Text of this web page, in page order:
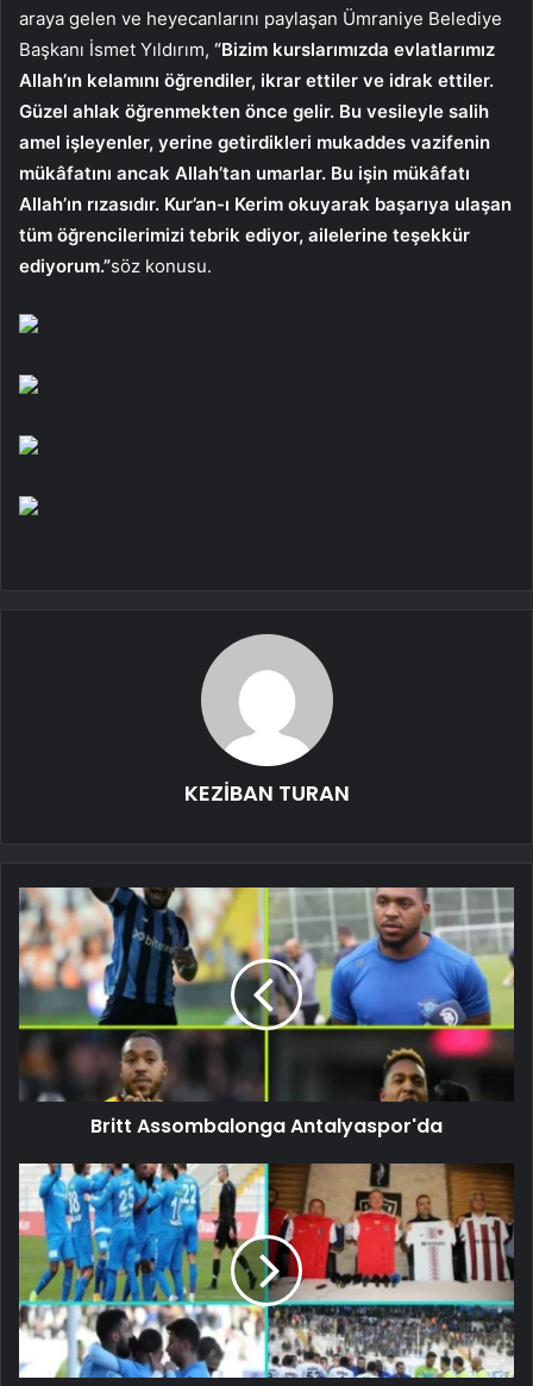
araya gelen ve heyecanlarını paylaşan Ümraniye Belediye
Başkanı İsmet Yıldırım, “Bizim kurslarımızda evlatlarımız
Allah’ın kelamını öğrendiler, ikrar ettiler ve idrak ettiler.
Güzel ahlak öğrenmekten önce gelir. Bu vesileyle salih
amel işleyenler, yerine getirdikleri mukaddes vazifenin
mükâfatını ancak Allah’tan umarlar. Bu işin mükâfatı
Allah’ın rızasıdır. Kur’an-ı Kerim okuyarak başarıya ulaşan
tüm öğrencilerimizi tebrik ediyor, ailelerine teşekkür
ediyorum.”söz konusu.
KEZİBAN TURAN
Britt Assombalonga Antalyaspor'da